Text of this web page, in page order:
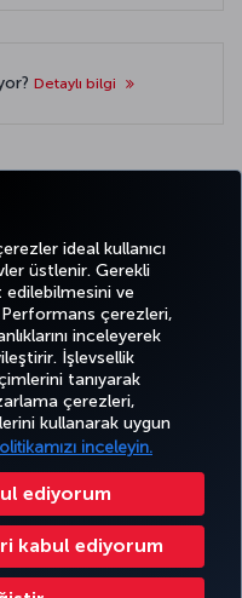
ideal kullanıcı
üstlenir. Gerekli
ve
Performans çerezleri,
inceleyerek
İşlevsellik
tanıyarak
çerezleri,
kullanarak uygun
inceleyin.
ediyorum
kabul ediyorum
Detaylı bilgi
TiktokBlogPinterest
AIRLINES
HOLIDAYS
MILES&SMILES
Yasal Uyarı Yolcu Hakları
49 69 86 799 849
Yolları Miles&Smiles Mastercard Gold Kredi Kartı,
İlgili kural ve koşullar için
bağlantıyı
döviz kuru bir ek ücret içerir. Daha fazla bilgi için
faiz uygulanır.